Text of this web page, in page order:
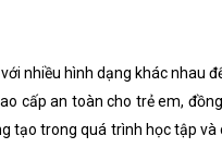
nhiều hình dạng khác nhau
cấp an toàn cho trẻ em,
trong quá trình học tập